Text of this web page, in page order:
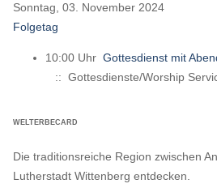
Sonntag, 03. November 2024
Folgetag
10:00 Uhr Gottesdienst mit
:: Gottesdienste/Worship
WELTERBECARD
Die traditionsreiche Region zwischen
Lutherstadt Wittenberg entdecken.